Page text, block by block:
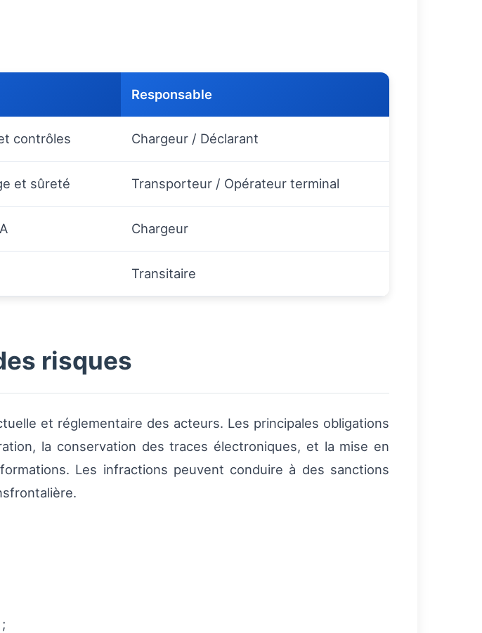
Responsable
contrôles Chargeur / Déclarant
et sûreté Transporteur / Opérateur terminal
Chargeur
Transitaire
risques
et réglementaire des acteurs. Les principales obligations
la conservation des traces électroniques, et la mise en
Les infractions peuvent conduire à des sanctions